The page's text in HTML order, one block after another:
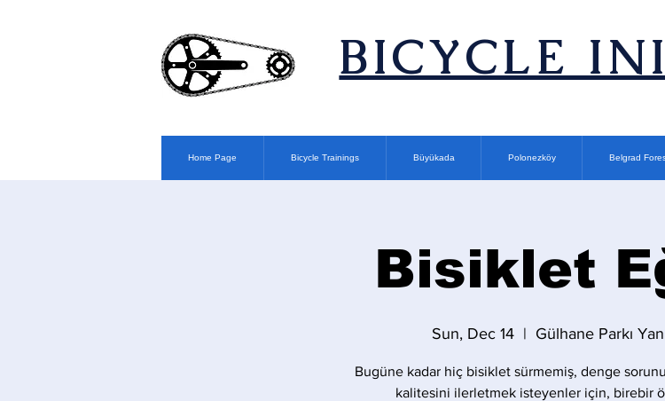
​BICYCLE
Home Page Bicycle Trainings Büyükada Polonezköy Belgrad
Bisiklet
Sun, Dec 14
  |
Gülhane Parkı
Bugüne kadar hiç bisiklet sürmemiş, denge
kalitesini ilerletmek isteyenler için, birebir